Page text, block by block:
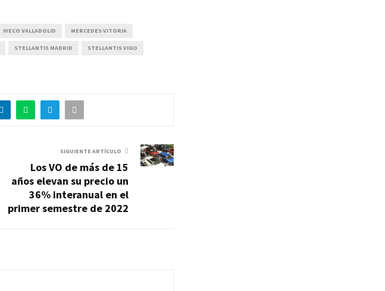
IVECO VALLADOLID MERCEDES VITORIA
STELLANTIS MADRID STELLANTIS VIGO
SIGUIENTE ARTÍCULO
Los VO de más de 15
años elevan su precio un
36% interanual en el
primer semestre de 2022